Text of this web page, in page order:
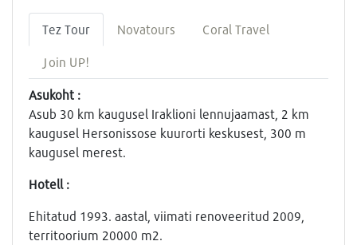
Tez Tour Novatours Coral Travel
Join UP!
Asukoht :
Asub 30 km kaugusel Iraklioni lennujaamast, 2 km
kaugusel Hersonissose kuurorti keskusest, 300 m
kaugusel merest.
Hotell :
Ehitatud 1993. aastal, viimati renoveeritud 2009,
territoorium 20000 m2.